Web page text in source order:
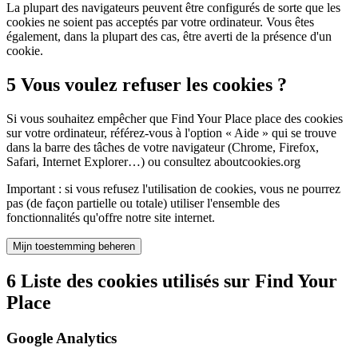
La plupart des navigateurs peuvent être configurés de sorte que les
cookies ne soient pas acceptés par votre ordinateur. Vous êtes
également, dans la plupart des cas, être averti de la présence d'un
cookie.
5 Vous voulez refuser les cookies ?
Si vous souhaitez empêcher que Find Your Place place des cookies
sur votre ordinateur, référez-vous à l'option « Aide » qui se trouve
dans la barre des tâches de votre navigateur (Chrome, Firefox,
Safari, Internet Explorer…) ou consultez aboutcookies.org
Important : si vous refusez l'utilisation de cookies, vous ne pourrez
pas (de façon partielle ou totale) utiliser l'ensemble des
fonctionnalités qu'offre notre site internet.
Mijn toestemming beheren
6 Liste des cookies utilisés sur Find Your
Place
Google Analytics